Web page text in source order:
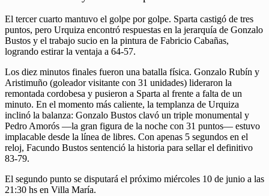
El tercer cuarto mantuvo el golpe por golpe. Sparta castigó de tres
puntos, pero Urquiza encontró respuestas en la jerarquía de Gonzalo
Bustos y el trabajo sucio en la pintura de Fabricio Cabañas,
logrando estirar la ventaja a 64-57.
Los diez minutos finales fueron una batalla física. Gonzalo Rubín y
Aristimuño (goleador visitante con 31 unidades) lideraron la
remontada cordobesa y pusieron a Sparta al frente a falta de un
minuto. En el momento más caliente, la templanza de Urquiza
inclinó la balanza: Gonzalo Bustos clavó un triple monumental y
Pedro Amorós —la gran figura de la noche con 31 puntos— estuvo
implacable desde la línea de libres. Con apenas 5 segundos en el
reloj, Facundo Bustos sentenció la historia para sellar el definitivo
83-79.
El segundo punto se disputará el próximo miércoles 10 de junio a las
21:30 hs en Villa María.